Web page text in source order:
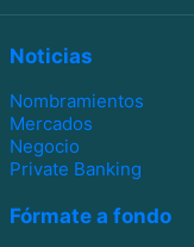
Noticias
Nombramientos
Mercados
Negocio
Private Banking
Fórmate a fondo